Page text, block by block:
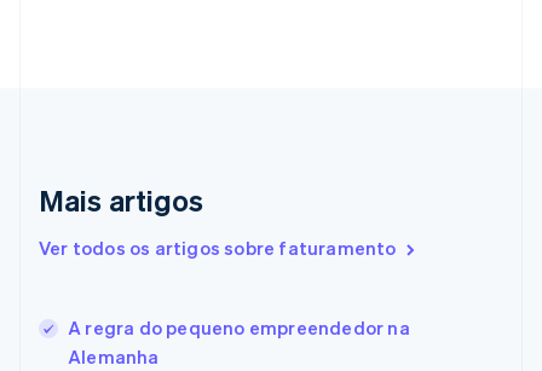
Mais artigos
Ver todos os artigos sobre faturamento
A regra do pequeno empreendedor na
Alemanha
Eslovênia
Espanha
EnglishEspañol简体中文
Estônia